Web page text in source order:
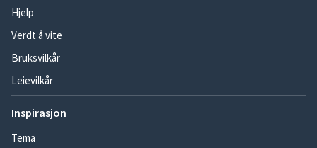
Hjelp
Verdt å vite
Bruksvilkår
Leievilkår
Inspirasjon
Tema